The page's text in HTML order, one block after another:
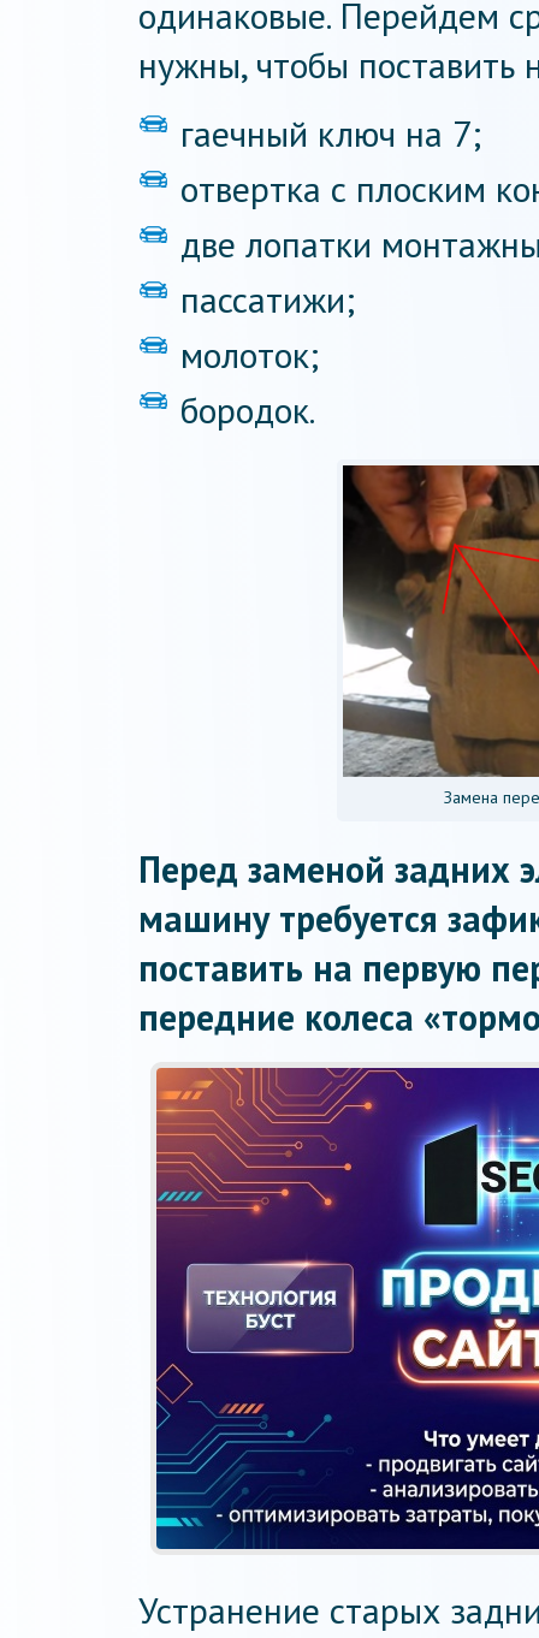
одинаковые. Перейдем
нужны, чтобы поставить
гаечный ключ на 7;
отвертка с плоским
две лопатки
пассатижи;
молоток;
бородок.
Замена
Перед заменой задних
машину требуется
поставить на первую
передние колеса
Устранение старых